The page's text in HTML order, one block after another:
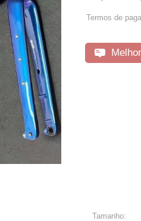
Termos de
Tamanho: